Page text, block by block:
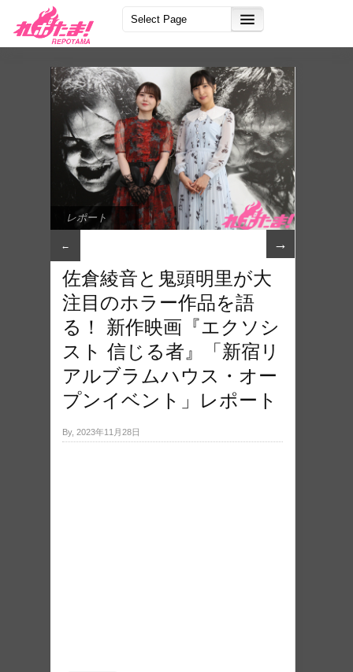
レポート
← →
佐倉綾音と鬼頭明里が大
注目のホラー作品を語
る！ 新作映画『エクソシ
スト 信じる者』「新宿リ
アルブラムハウス・オー
プンイベント」レポート
By, 2023年11月28日